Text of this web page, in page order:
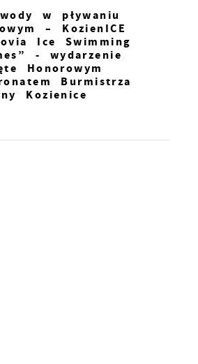
w pływaniu
– KozienICE
Ice Swimming
- wydarzenie
Honorowym
Burmistrza
Kozienice